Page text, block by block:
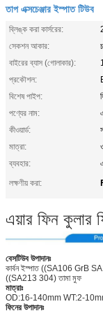
তাপ এক্সচেঞ্জার ইস্পাত টিউব
ব্লিঙ্ক করা কার্সরের:
সেকশন আকার:
বাইরের ব্যাস (গোলাকার):
প্রকৌশল:
বিশেষ পাইপ:
পণ্যের নাম:
কীওয়ার্ড:
মাত্রা:
ব্যবহার:
লক্ষণীয় করা:
এয়ার ফিন কুলার
বেসটিউব উপাদানঃ
কার্বন ইস্পাত ((SA106 GrB
((SA213 304) তামা মুফ
মাত্রাঃ
OD:16-140mm WT:2-
ফিনের উপাদানঃ